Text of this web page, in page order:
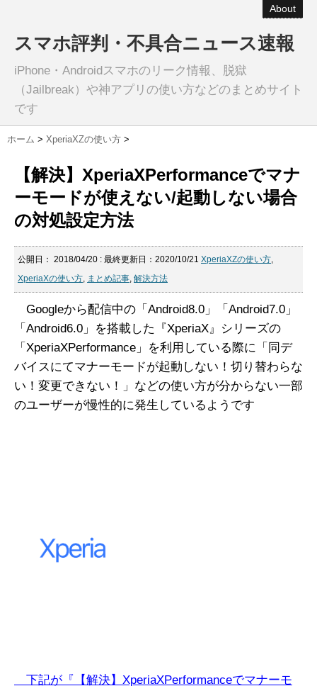
About
スマホ評判・不具合ニュース速報
iPhone・Androidスマホのリーク情報、脱獄
（Jailbreak）や神アプリの使い方などのまとめサイト
です
ホーム > XperiaXZの使い方 >
【解決】XperiaXPerformanceでマナ
ーモードが使えない/起動しない場合
の対処設定方法
公開日： 2018/04/20 : 最終更新日：2020/10/21 XperiaXZの使い方,
XperiaXの使い方, まとめ記事, 解決方法
Googleから配信中の「Android8.0」「Android7.0」
「Android6.0」を搭載した『XperiaX』シリーズの
「XperiaXPerformance」を利用している際に「同デ
バイスにてマナーモードが起動しない！切り替わらな
い！変更できない！」などの使い方が分からない一部
のユーザーが慢性的に発生しているようです
下記が『【解決】XperiaXPerformanceでマナーモ